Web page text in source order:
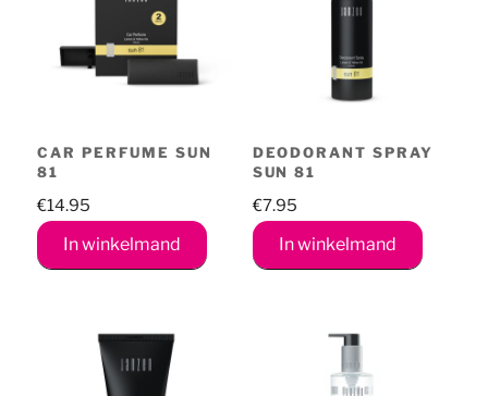
CAR PERFUME SUN
81
€14.95
In winkelmand
DEODORANT SPRAY
SUN 81
€7.95
In winkelmand